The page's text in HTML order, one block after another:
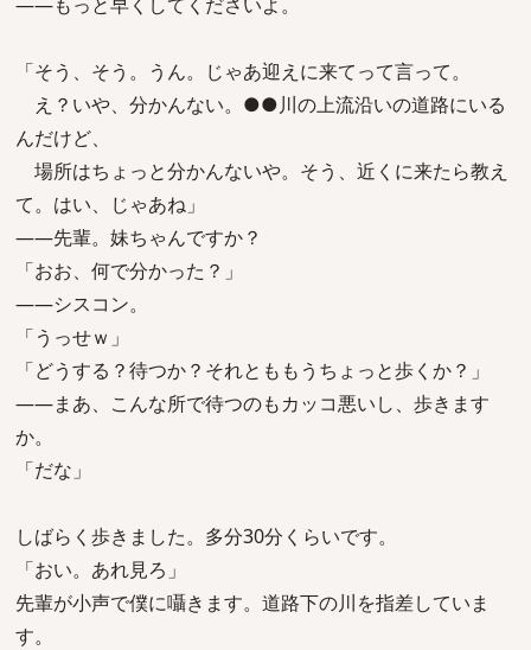
「そう、そう。うん。じゃあ迎えに来てって言って。
え？いや、分かんない。●●川の上流沿いの道路にいる
んだけど、
場所はちょっと分かんないや。そう、近くに来たら教え
て。はい、じゃあね」
――先輩。妹ちゃんですか？
「おお、何で分かった？」
――シスコン。
「うっせｗ」
「どうする？待つか？それとももうちょっと歩くか？」
――まあ、こんな所で待つのもカッコ悪いし、歩きます
か。
「だな」
しばらく歩きました。多分30分くらいです。
「おい。あれ見ろ」
先輩が小声で僕に囁きます。道路下の川を指差していま
す。